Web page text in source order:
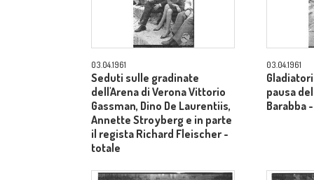
03.04.1961
Seduti sulle gradinate
dell'Arena di Verona Vittorio
Gassman, Dino De Laurentiis,
Annette Stroyberg e in parte
il regista Richard Fleischer -
totale
03.04.1961
pausa
Barabba